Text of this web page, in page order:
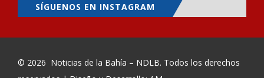
SÍGUENOS EN INSTAGRAM
© 2026 Noticias de la Bahía – NDLB. Todos los derechos